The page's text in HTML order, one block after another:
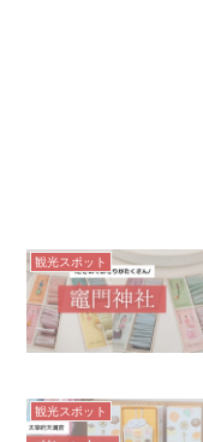
観光スポット
観光スポット